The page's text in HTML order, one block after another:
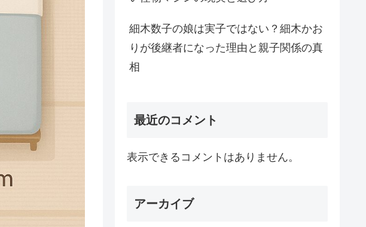
細木数子の娘は実子ではない？細木かお
りが後継者になった理由と親子関係の真
相
最近のコメント
表示できるコメントはありません。
アーカイブ